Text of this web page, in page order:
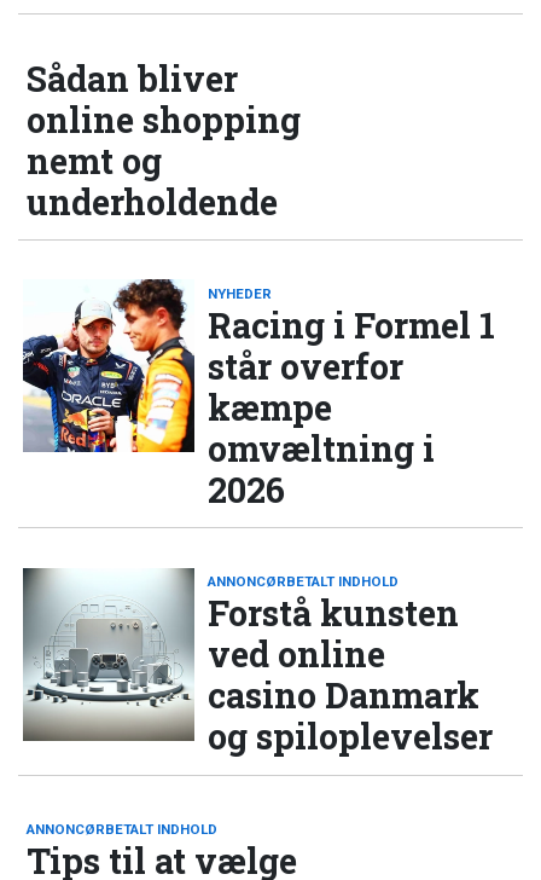
Sådan bliver
online shopping
nemt og
underholdende
NYHEDER
Racing i Formel 1
står overfor
kæmpe
omvæltning i
2026
ANNONCØRBETALT INDHOLD
Forstå kunsten
ved online
casino Danmark
og spiloplevelser
ANNONCØRBETALT INDHOLD
Tips til at vælge